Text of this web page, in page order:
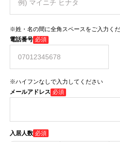
※姓・名の間に全角スペースをご入力く
電話番号 必須
※ハイフンなしで入力してください
メールアドレス 必須
入居人数 必須